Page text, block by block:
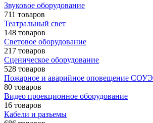
Звуковое оборудование
711 товаров
Театральный свет
148 товаров
Световое оборудование
217 товаров
Сценическое оборудование
528 товаров
Пожарное и аварийное оповещение СОУЭ
80 товаров
Видео проекционное оборудование
16 товаров
Кабели и разъемы